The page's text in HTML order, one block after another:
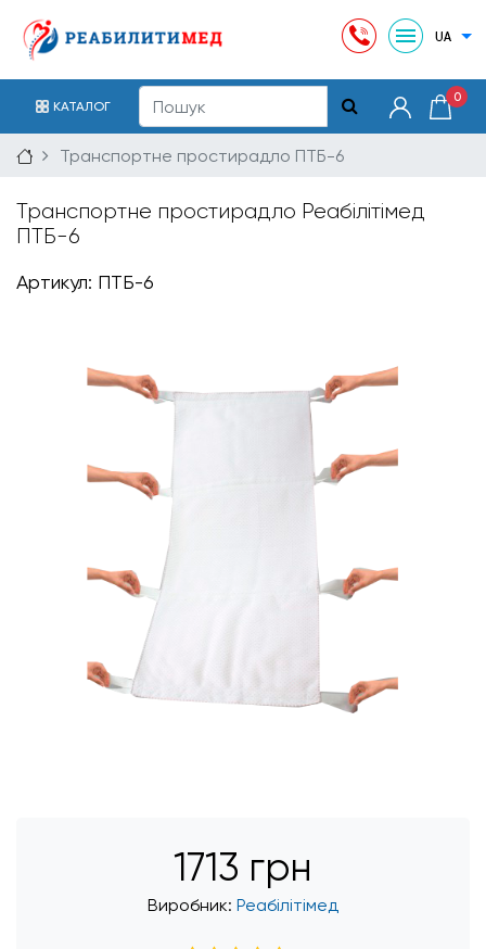
КАТАЛОГ
0
Транспортне простирадло ПТБ-6
Транспортне простирадло Реабілітімед
ПТБ-6
Артикул: ПТБ-6
1713 грн
Виробник: Реабілітімед